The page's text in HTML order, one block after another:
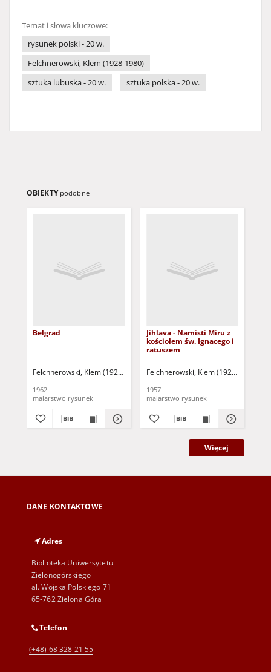
Temat i słowa kluczowe:
rysunek polski - 20 w.
Felchnerowski, Klem (1928-1980)
sztuka lubuska - 20 w.
sztuka polska - 20 w.
OBIEKTY podobne
Belgrad
Felchnerowski, Klem (1928-1980)
1962
malarstwo rysunek
Jihlava - Namisti Miru z
kościołem św. Ignacego i
ratuszem
Felchnerowski, Klem (1928-1980)
1957
malarstwo rysunek
Więcej
DANE KONTAKTOWE
Adres
Biblioteka Uniwersytetu
Zielonogórskiego
al. Wojska Polskiego 71
65-762 Zielona Góra
Telefon
(+48) 68 328 21 55